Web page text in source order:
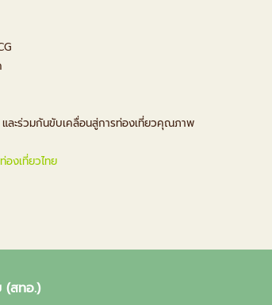
และร่วมกันขับเคลื่อนสู่การท่องเที่ยวคุณภาพ
งเที่ยวไทย
(สทอ.)